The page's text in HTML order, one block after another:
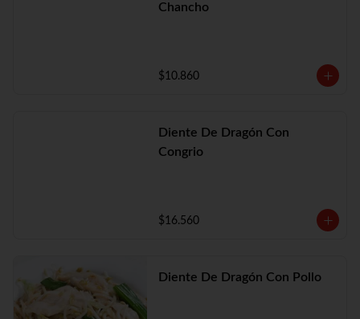
Chancho
$10.860
Diente De Dragón Con
Congrio
$16.560
Diente De Dragón Con Pollo